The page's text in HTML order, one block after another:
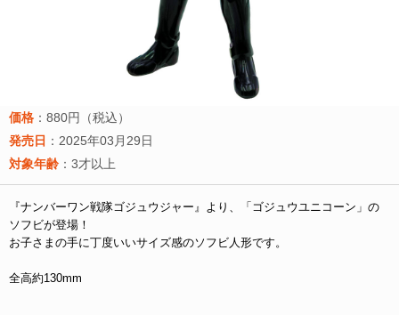
価格 ：880円（税込）
発売日 ：2025年03月29日
対象年齢 ：3才以上
『ナンバーワン戦隊ゴジュウジャー』より、「ゴジュウユニコーン」の
ソフビが登場！
お子さまの手に丁度いいサイズ感のソフビ人形です。
全高約130mm